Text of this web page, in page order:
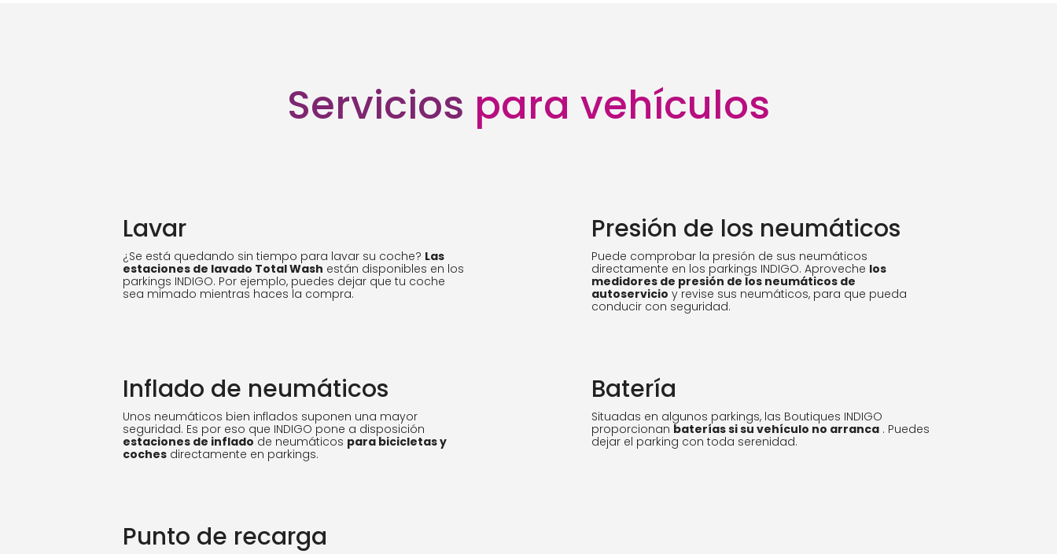
Servicios para vehículos
Lavar
¿Se está quedando sin tiempo para lavar su coche? Las
estaciones de lavado Total Wash están disponibles en los
parkings INDIGO. Por ejemplo, puedes dejar que tu coche
sea mimado mientras haces la compra.
Presión de los neumáticos
Puede comprobar la presión de sus neumáticos
directamente en los parkings INDIGO. Aproveche los
medidores de presión de los neumáticos de
autoservicio y revise sus neumáticos, para que pueda
conducir con seguridad.
Inflado de neumáticos
Unos neumáticos bien inflados suponen una mayor
seguridad. Es por eso que INDIGO pone a disposición
estaciones de inflado de neumáticos para bicicletas y
coches directamente en parkings.
Batería
Situadas en algunos parkings, las Boutiques INDIGO
proporcionan baterías si su vehículo no arranca . Puedes
dejar el parking con toda serenidad.
Punto de recarga